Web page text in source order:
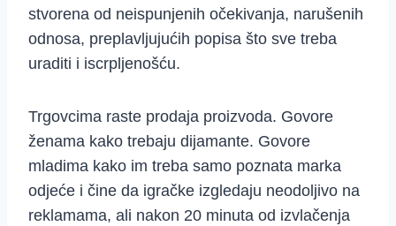
stvorena od neispunjenih očekivanja, narušenih
odnosa, preplavljujućih popisa što sve treba
uraditi i iscrpljenošću.
Trgovcima raste prodaja proizvoda. Govore
ženama kako trebaju dijamante. Govore
mladima kako im treba samo poznata marka
odjeće i čine da igračke izgledaju neodoljivo na
reklamama, ali nakon 20 minuta od izvlačenja